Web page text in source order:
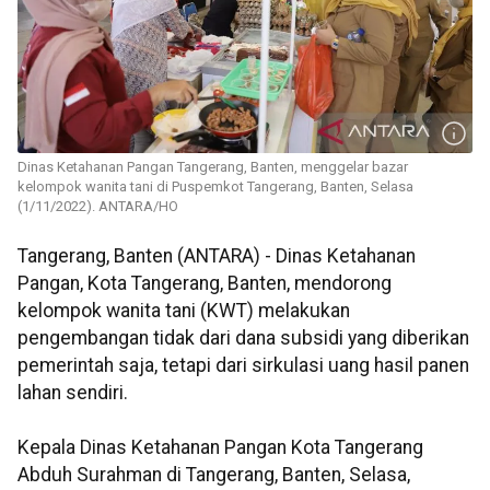
Dinas Ketahanan Pangan Tangerang, Banten, menggelar bazar
kelompok wanita tani di Puspemkot Tangerang, Banten, Selasa
(1/11/2022). ANTARA/HO
Tangerang, Banten (ANTARA) - Dinas Ketahanan
Pangan, Kota Tangerang, Banten, mendorong
kelompok wanita tani (KWT) melakukan
pengembangan tidak dari dana subsidi yang diberikan
pemerintah saja, tetapi dari sirkulasi uang hasil panen
lahan sendiri.
Kepala Dinas Ketahanan Pangan Kota Tangerang
Abduh Surahman di Tangerang, Banten, Selasa,